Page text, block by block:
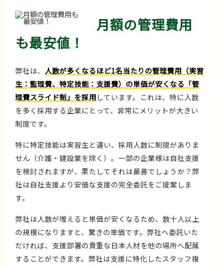
月額の管理費用
も最安値！
弊社は、 人数が多くなるほど1名当たりの管理費用（実習
生：監理費、特定技能：支援費）の単価が安くなる「管
理費スライド制」を採用しています。これは、特に人数
を多く採用する企業にとって、非常にメリットが大きい
制度です。
特に特定技能は実習生と違い、採用人数に制限がありま
せん（介護・建設業を除く）。一部の企業様は自社支援
を検討されますが、果たしてそれは最善でしょうか？弊
社は自社支援より安価な支援の完全委託をご提案しま
す。
弊社は人数が増えると単価が安くなるため、数十人以上
の規模になりますと、驚きの単価です。弊社へ委託いた
だければ、支援部署の貴重な日本人材を他の場所へ配属
することができます。弊社は支援に特化したスタッフ複